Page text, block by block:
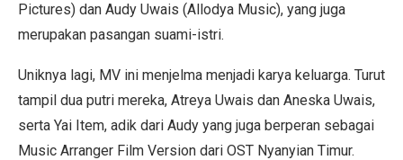
Pictures) dan Audy Uwais (Allodya Music), yang juga
merupakan pasangan suami-istri.
Uniknya lagi, MV ini menjelma menjadi karya keluarga. Turut
tampil dua putri mereka, Atreya Uwais dan Aneska Uwais,
serta Yai Item, adik dari Audy yang juga berperan sebagai
Music Arranger Film Version dari OST Nyanyian Timur.